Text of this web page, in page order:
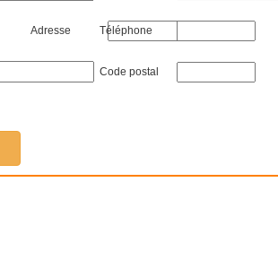
Adresse Téléphone
Code postal